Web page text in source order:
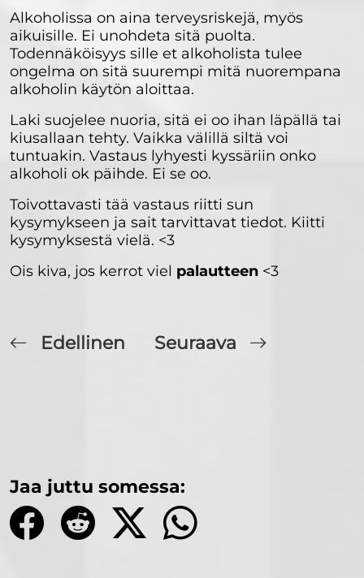
Alkoholissa on aina terveysriskejä, myös
aikuisille. Ei unohdeta sitä puolta.
Todennäköisyys sille et alkoholista tulee
ongelma on sitä suurempi mitä nuorempana
alkoholin käytön aloittaa.
Laki suojelee nuoria, sitä ei oo ihan läpällä tai
kiusallaan tehty. Vaikka välillä siltä voi
tuntuakin. Vastaus lyhyesti kyssäriin onko
alkoholi ok päihde. Ei se oo.
Toivottavasti tää vastaus riitti sun
kysymykseen ja sait tarvittavat tiedot. Kiitti
kysymyksestä vielä. <3
Ois kiva, jos kerrot viel palautteen <3
Edellinen Seuraava
Jaa juttu somessa: